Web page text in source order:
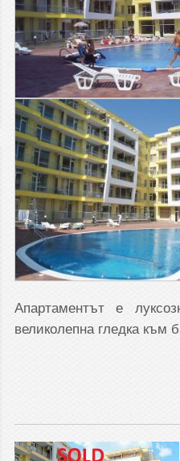
Апартаментът е
великолепна гледка към